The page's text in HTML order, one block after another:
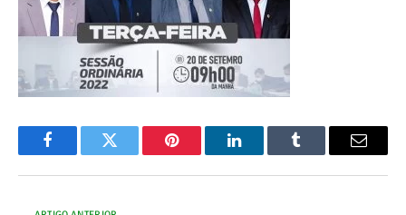
FacebookTwitter Pinterest O
Tumblr
E-